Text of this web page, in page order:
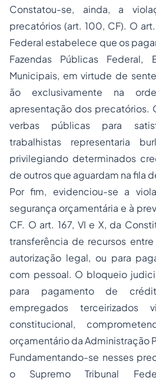
Constatou-se, ainda, a
precatórios (art. 100, CF). O
Federal estabelece que os
Fazendas Públicas Federal,
Municipais, em virtude de
ão exclusivamente na
apresentação dos precatórios.
verbas públicas para
trabalhistas representaria
privilegiando determinados
de outros que aguardam na fila
Por fim, evidenciou-se a
segurança orçamentária e à
CF. O art. 167, VI e X, da
transferência de recursos
autorização legal, ou para
com pessoal. O bloqueio
para pagamento de
empregados terceirizados
constitucional,
orçamentário da Administração
Fundamentando-se nesses
o Supremo Tribunal